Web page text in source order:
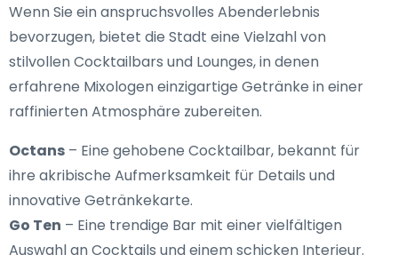
Wenn Sie ein anspruchsvolles Abenderlebnis
bevorzugen, bietet die Stadt eine Vielzahl von
stilvollen Cocktailbars und Lounges, in denen
erfahrene Mixologen einzigartige Getränke in einer
raffinierten Atmosphäre zubereiten.
Octans – Eine gehobene Cocktailbar, bekannt für
ihre akribische Aufmerksamkeit für Details und
innovative Getränkekarte.
Go Ten – Eine trendige Bar mit einer vielfältigen
Auswahl an Cocktails und einem schicken Interieur.